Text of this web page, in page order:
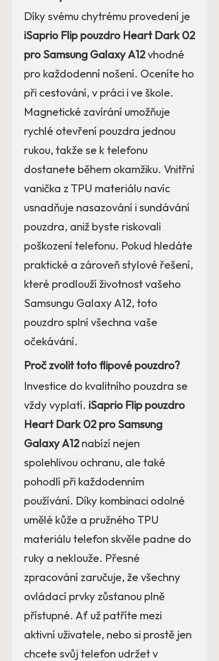
Díky svému chytrému provedení je
iSaprio Flip pouzdro Heart Dark 02
pro Samsung Galaxy A12vhodné
pro každodenní nošení. Oceníte ho
při cestování, v práci i ve škole.
Magnetické zavírání umožňuje
rychlé otevření pouzdra jednou
rukou, takže se k telefonu
dostanete během okamžiku. Vnitřní
vanička z TPU materiálu navíc
usnadňuje nasazování i sundávání
pouzdra, aniž byste riskovali
poškození telefonu. Pokud hledáte
praktické a zároveň stylové řešení,
které prodlouží životnost vašeho
Samsungu Galaxy A12, toto
pouzdro splní všechna vaše
očekávání.
Proč zvolit toto flipové pouzdro?
Investice do kvalitního pouzdra se
vždy vyplatí. iSaprio Flip pouzdro
Heart Dark 02 pro Samsung
Galaxy A12 nabízí nejen
spolehlivou ochranu, ale také
pohodlí při každodenním
používání. Díky kombinaci odolné
umělé kůže a pružného TPU
materiálu telefon skvěle padne do
ruky a neklouže. Přesné
zpracování zaručuje, že všechny
ovládací prvky zůstanou plně
přístupné. Ať už patříte mezi
aktivní uživatele, nebo si prostě jen
chcete svůj telefon udržet v